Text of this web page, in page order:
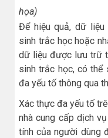
họa)
Để hiệu quả, dữ
sinh trắc học hoặc
dữ liệu được lưu trữ
sinh trắc học, có
đa yếu tố thông qua
Xác thực đa yếu tố
nhà cung cấp dịch
tính của người dùng